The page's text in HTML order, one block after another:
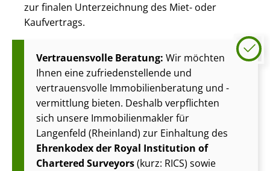
zur finalen Unterzeichnung des Miet- oder
Kaufvertrags.
Vertrauensvolle Beratung: Wir möchten
Ihnen eine zu­frie­den­stel­len­de und
vertrauensvolle Im­mo­bi­li­en­be­ra­tung und -
vermittlung bieten. Deshalb verpflichten
sich unsere Im­mo­bi­li­en­mak­ler für
Langenfeld (Rheinland) zur Einhaltung des
Ehrenkodex der Royal Institution of
Chartered Surveyors(kurz: RICS) sowie